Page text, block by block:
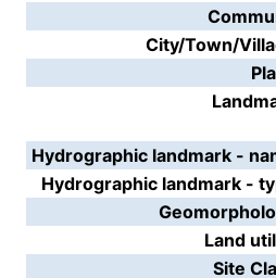
City/Town/
Hydrographic landmark -
Hydrographic landmark -
Land
Site